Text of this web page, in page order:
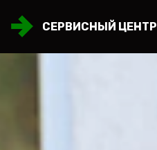
СЕРВИСНЫЙ ЦЕНТР